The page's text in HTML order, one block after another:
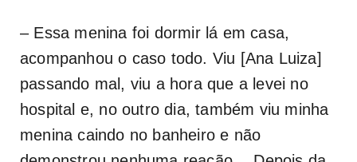
– Essa menina foi dormir lá em casa,
acompanhou o caso todo. Viu [Ana Luiza]
passando mal, viu a hora que a levei no
hospital e, no outro dia, também viu minha
menina caindo no banheiro e não